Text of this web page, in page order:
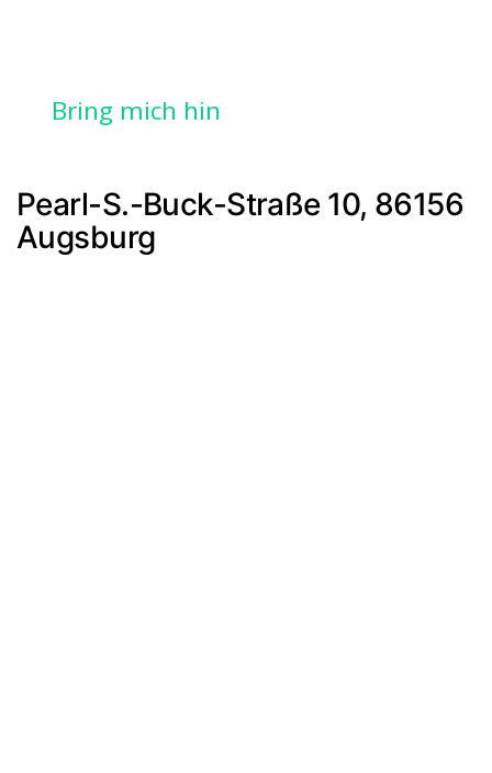
Bring mich hin
Pearl-S.-Buck-Straße 10, 86156
Augsburg